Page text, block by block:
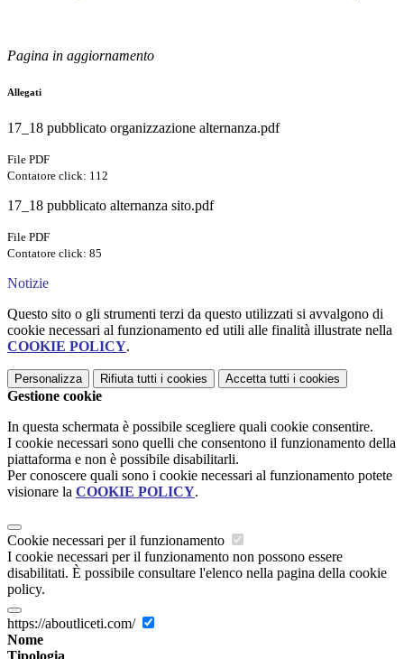
Pagina in aggiornamento
Allegati
17_18 pubblicato organizzazione alternanza.pdf
File PDF
Contatore click: 112
17_18 pubblicato alternanza sito.pdf
File PDF
Contatore click: 85
Notizie
Questo sito o gli strumenti terzi da questo utilizzati si avvalgono di
cookie necessari al funzionamento ed utili alle finalità illustrate nella
COOKIE POLICY.
Personalizza Rifiuta tutti i cookies Accetta tutti i cookies
Gestione cookie
In questa schermata è possibile scegliere quali cookie consentire.
I cookie necessari sono quelli che consentono il funzionamento della
piattaforma e non è possibile disabilitarli.
Per conoscere quali sono i cookie necessari al funzionamento potete
visionare la COOKIE POLICY.
Cookie necessari per il funzionamento
I cookie necessari per il funzionamento non possono essere
disabilitati. È possibile consultare l'elenco nella pagina della cookie
policy.
https://aboutliceti.com/
Nome
Tipologia